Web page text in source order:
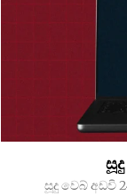
සූදු වෙබ් අඩවි